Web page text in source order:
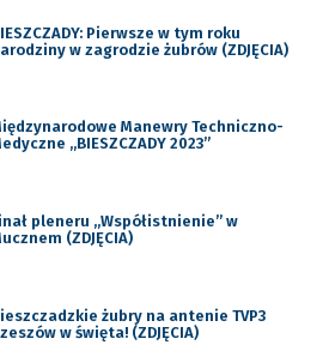
Pierwsze w tym roku
w zagrodzie żubrów (ZDJĘCIA)
Manewry Techniczno-
„BIESZCZADY 2023”
pleneru „Współistnienie” w
(ZDJĘCIA)
żubry na antenie TVP3
w święta! (ZDJĘCIA)